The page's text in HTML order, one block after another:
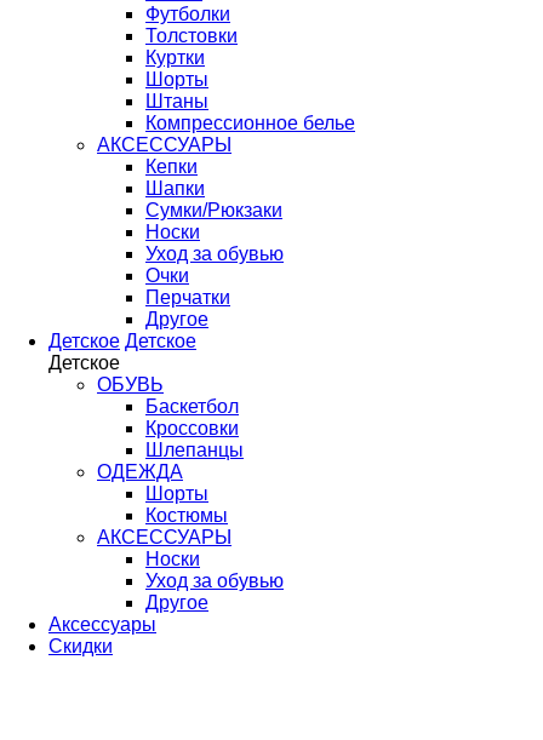
Футболки
Толстовки
Куртки
Шорты
Штаны
Компрессионное белье
АКСЕССУАРЫ
Кепки
Шапки
Сумки/Рюкзаки
Носки
Уход за обувью
Очки
Перчатки
Другое
Детское Детское
Детское
ОБУВЬ
Баскетбол
Кроссовки
Шлепанцы
ОДЕЖДА
Шорты
Костюмы
АКСЕССУАРЫ
Носки
Уход за обувью
Другое
Аксессуары
Скидки